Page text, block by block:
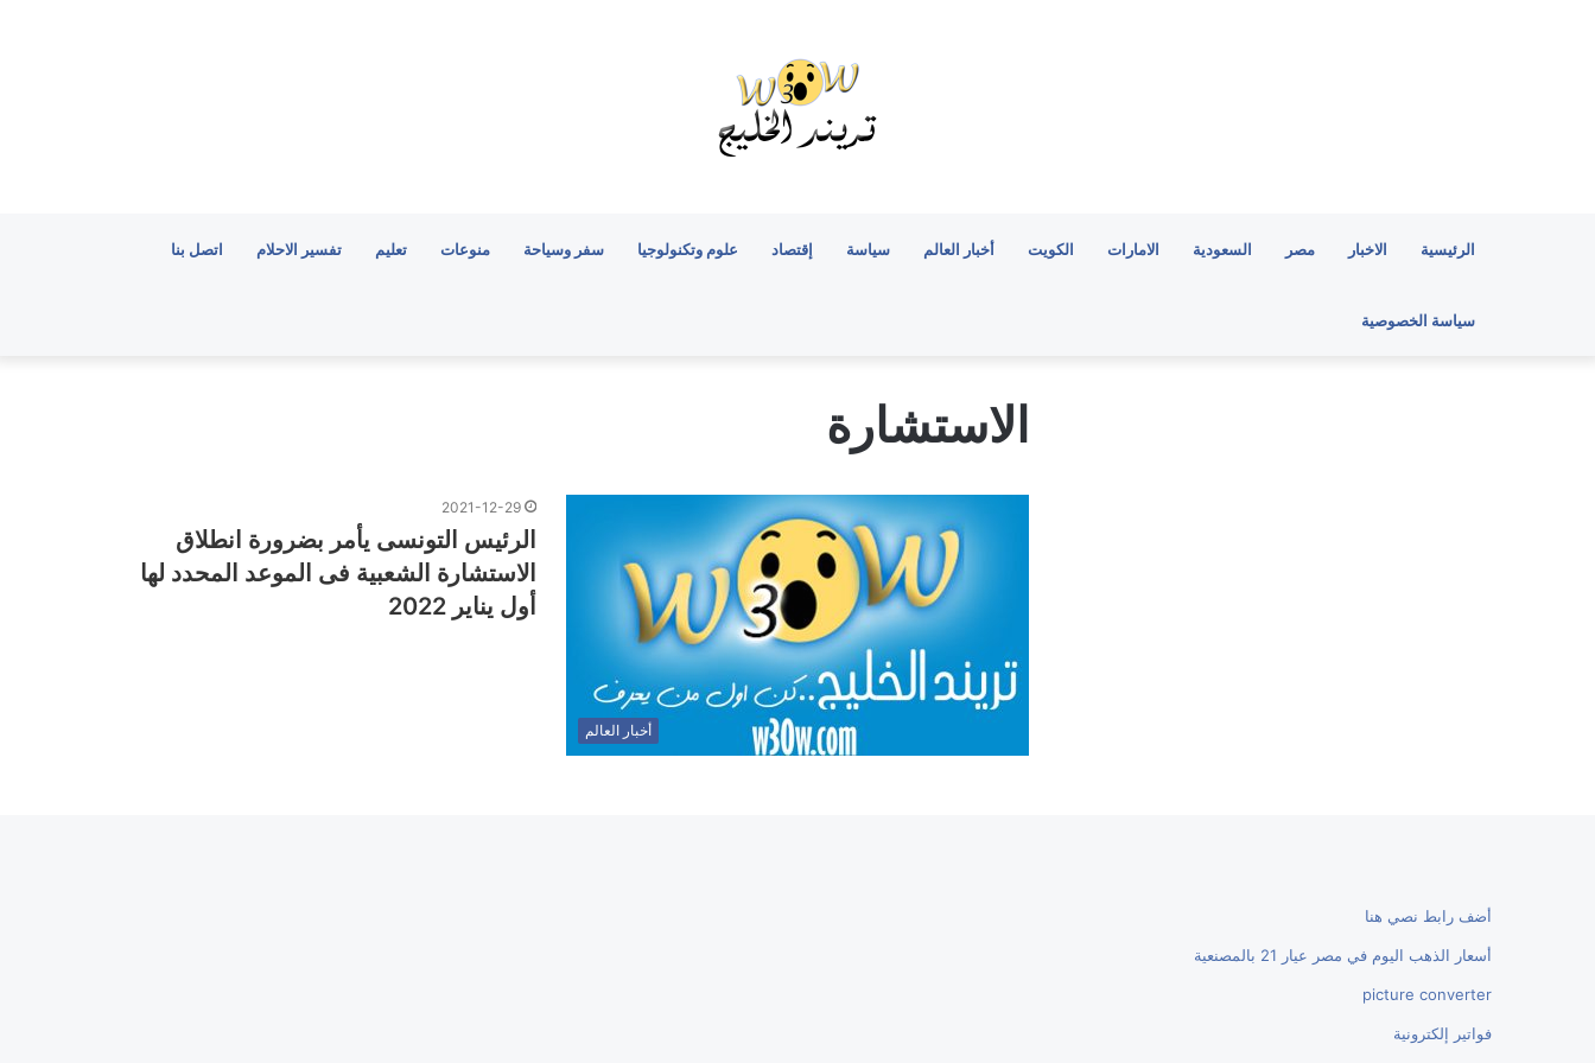
الرئيسية الاخبار مصر السعودية الامارات الكويت أخبار العالم سياسة إقتصاد علوم وتكنولوجيا سفر وسياحة منوعات تعليم تفسير الاحلام اتصل بنا
سياسة الخصوصية
الاستشارة
أخبار العالم
2021-12-29
الرئيس التونسى يأمر بضرورة انطلاق
الاستشارة الشعبية فى الموعد المحدد لها
أول يناير 2022
أضف رابط نصي هنا
أسعار الذهب اليوم في مصر عيار 21 بالمصنعية
picture converter
فواتير إلكترونية